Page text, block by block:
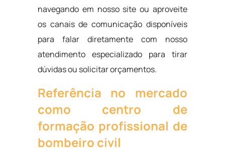
navegando em nosso site ou aproveite
os canais de comunicação disponíveis
para falar diretamente com nosso
atendimento especializado para tirar
dúvidas ou solicitar orçamentos.
Referência no mercado
como centro de
formação profissional de
bombeiro civil